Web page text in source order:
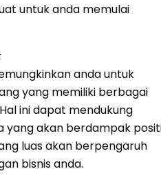
untuk anda memulai
anda untuk
yang memiliki berbagai
ini dapat mendukung
yang akan berdampak
luas akan berpengaruh
bisnis anda.